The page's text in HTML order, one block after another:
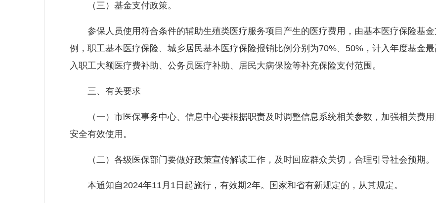
（三）基金支付政策。
参保人员使用符合条件的辅助生殖类医疗服务项目产生的医疗费用，由基本医疗保险基金
例，职工基本医疗保险、城乡居民基本医疗保险报销比例分别为70%、50%，计入年度基金
入职工大额医疗费补助、公务员医疗补助、居民大病保险等补充保险支付范围。
三、有关要求
（一）市医保事务中心、信息中心要根据职责及时调整信息系统相关参数，加强相关费用
安全有效使用。
（二）各级医保部门要做好政策宣传解读工作，及时回应群众关切，合理引导社会预期。
本通知自2024年11月1日起施行，有效期2年。国家和省有新规定的，从其规定。